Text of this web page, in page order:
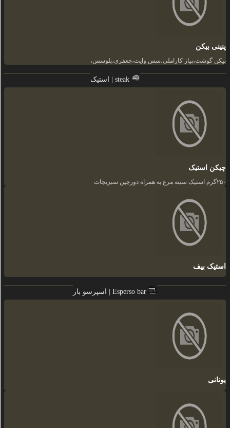
پنینی بیکن
بیکن گوشت،پیاز کاراملی،سس وایت،جعفری،بلوسس،
استیک | steak
چیکن استیک
۲۵۰گرم استیک سینه مرغ به همراه دورچین سبزیجات
استیک بیف
اسپرسو بار | Esperso bar
یونانی